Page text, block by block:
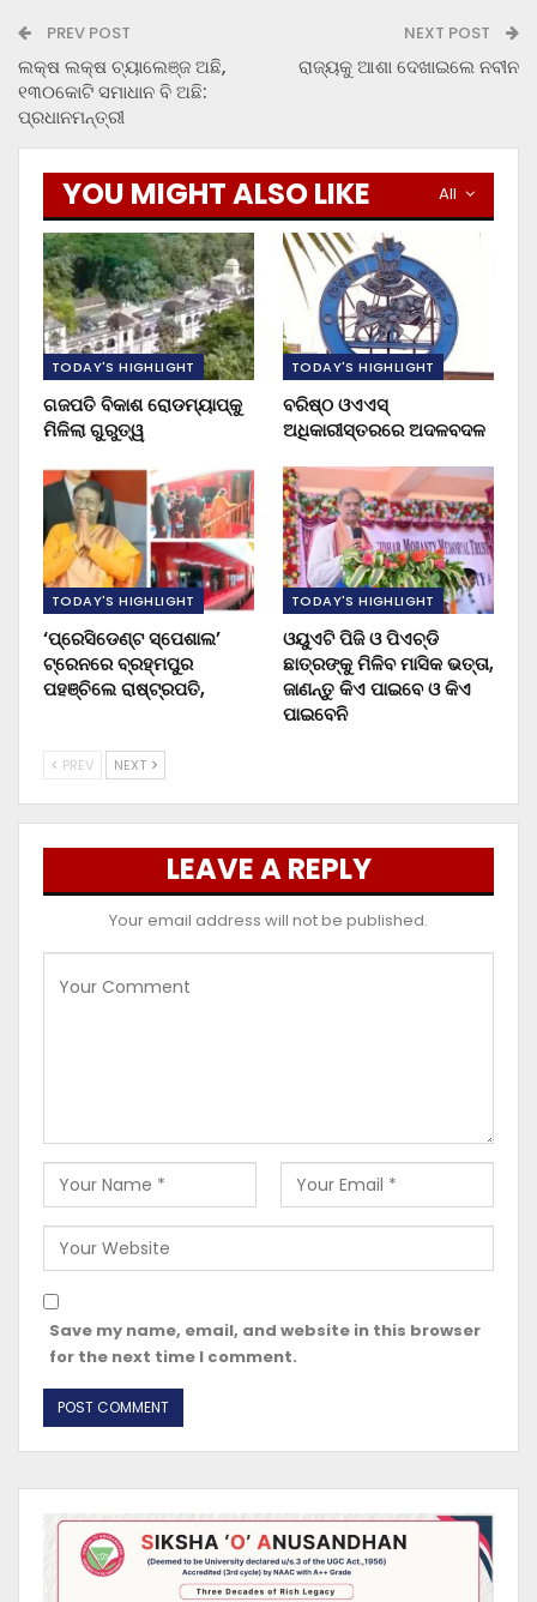
PREV POST
ଲକ୍ଷ ଲକ୍ଷ ଚ୍ୟାଲେଞ୍ଜ ଅଛି,
୧୩୦କୋଟି ସମାଧାନ ବି ଅଛି:
ପ୍ରଧାନମନ୍ତ୍ରୀ
NEXT POST
ରାଜ୍ୟକୁ ଆଶା ଦେଖାଇଲେ ନବୀନ
All
YOU MIGHT ALSO LIKE
TODAY'S HIGHLIGHT
ଗଜପତି ବିକାଶ ରୋଡମ୍ୟାପ୍‌କୁ
ମିଳିଲା ଗୁରୁତ୍ୱ
TODAY'S HIGHLIGHT
ବରିଷ୍ଠ ଓଏଏସ୍‌
ଅଧିକାରୀସ୍ତରରେ ଅଦଳବଦଳ
TODAY'S HIGHLIGHT
‘ପ୍ରେସିଡେଣ୍ଟ ସ୍ପେଶାଲ’
ଟ୍ରେନରେ ବ୍ରହ୍ମପୁର
ପହଞ୍ଚିଲେ ରାଷ୍ଟ୍ରପତି,
TODAY'S HIGHLIGHT
ଓୟୁଏଟି ପିଜି ଓ ପିଏଚ୍‌ଡି
ଛାତ୍ରଙ୍କୁ ମିଳିବ ମାସିକ ଭତ୍ତା,
ଜାଣନ୍ତୁ କିଏ ପାଇବେ ଓ କିଏ
ପାଇବେନି
PREV NEXT
LEAVE A REPLY
Your email address will not be published.
Save my name, email, and website in this browser
for the next time I comment.